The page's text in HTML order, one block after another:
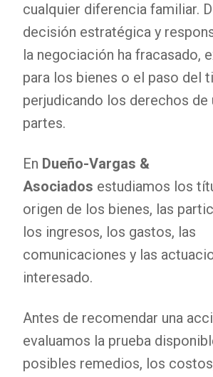
cualquier diferencia familiar.
decisión estratégica y
la negociación ha fracasado,
para los bienes o el paso del
perjudicando los derechos de
partes.
En Dueño-Vargas &
Asociados estudiamos los
origen de los bienes, las
los ingresos, los gastos, las
comunicaciones y las
interesado.
Antes de recomendar una
evaluamos la prueba
posibles remedios, los